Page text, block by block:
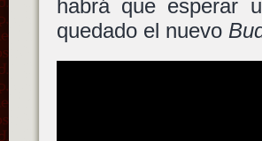
habrá que esperar
quedado el nuevo